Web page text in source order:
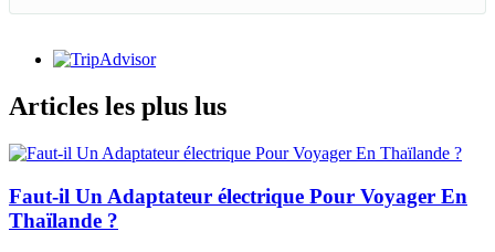
Articles les plus lus
Faut-il Un Adaptateur électrique Pour Voyager En
Thaïlande ?